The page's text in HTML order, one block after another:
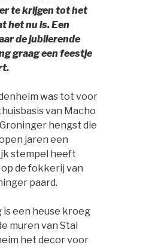
te krijgen tot het
het nu is. Een
de jubilerende
graag een feestje
was tot voor
van Macho
hengst die
jaren een
stempel heeft
de fokkerij van
paard.
is een heuse kroeg
muren van Stal
het decor voor